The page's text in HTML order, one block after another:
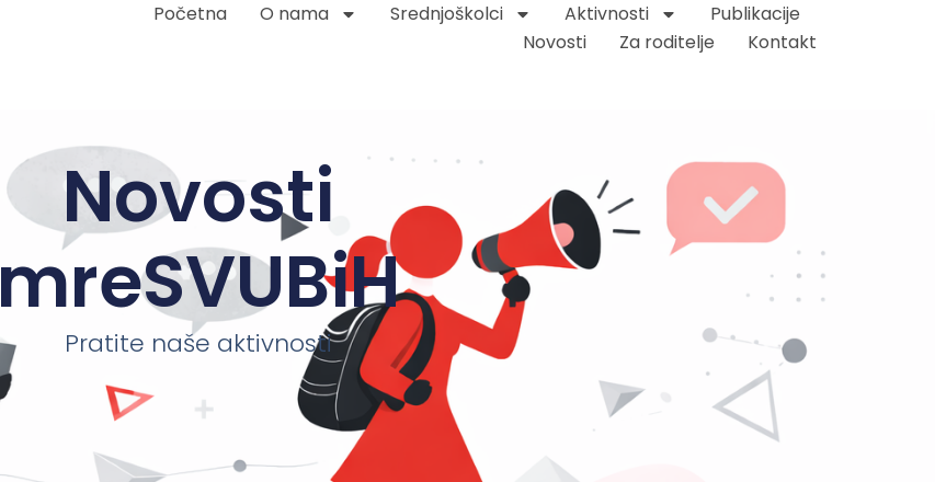
Početna O nama Srednjoškolci Aktivnosti
Publikacije
Novosti
Za roditelje Kontakt
Novosti
mreSVUBiH
Pratite naše aktivnosti